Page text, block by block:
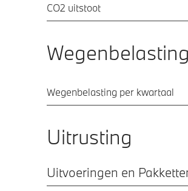
CO2 uitstoot
Wegenbelasting per kwartaal
Uitrusting
Uitvoeringen en